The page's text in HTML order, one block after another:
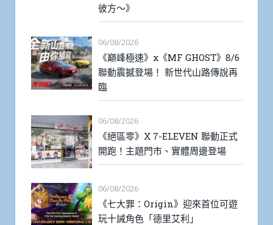
彼方～》
06/08/2026
《巔峰極速》x《MF GHOST》8/6
聯動震撼登場！ 新世代山路傳說再
臨
06/08/2026
《絕區零》X 7-ELEVEN 聯動正式
開跑！主題門市、實體周邊登場
06/08/2026
《七大罪：Origin》迎來首位可遊
玩十誡角色「德里艾利」